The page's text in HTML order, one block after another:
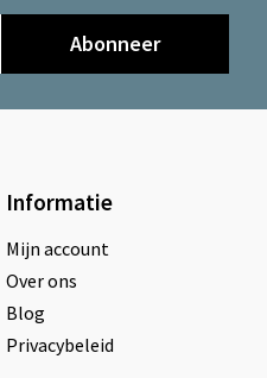
Abonneer
Informatie
Mijn account
Over ons
Blog
Privacybeleid